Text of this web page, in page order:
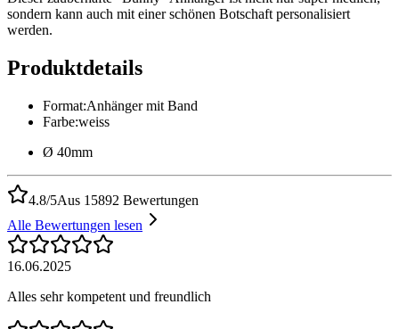
sondern kann auch mit einer schönen Botschaft personalisiert
werden.
Produktdetails
Format:Anhänger mit Band
Farbe:weiss
Ø 40mm
4.8/5Aus 15892 Bewertungen
Alle Bewertungen lesen
16.06.2025
Alles sehr kompetent und freundlich